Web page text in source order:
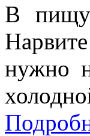
В пищу
нужно